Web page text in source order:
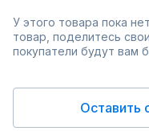
У этого товара пока
товар, поделитесь
покупатели будут вам
Оставить